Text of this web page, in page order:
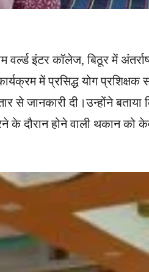
वर्ल्ड इंटर कॉलेज, बिठूर में
में प्रसिद्ध योग प्रशिक्षक
से जानकारी दी।उन्होंने बताया
दौरान होने वाली थकान को